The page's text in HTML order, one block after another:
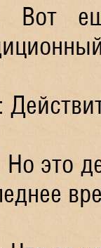
Вот
:
Но это